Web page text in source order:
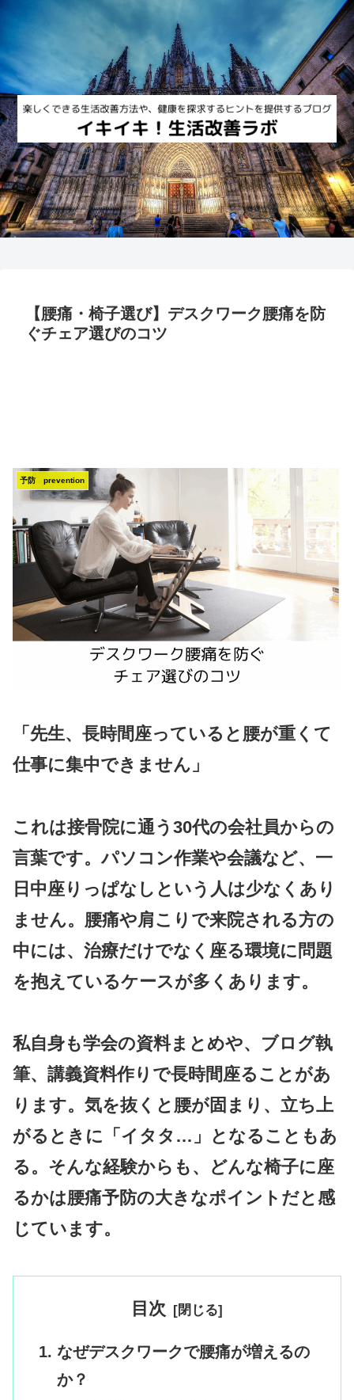
【腰痛・椅子選び】デスクワーク腰痛を防
ぐチェア選びのコツ
予防 prevention
「先生、長時間座っていると腰が重くて
仕事に集中できません」
これは接骨院に通う30代の会社員からの
言葉です。パソコン作業や会議など、一
日中座りっぱなしという人は少なくあり
ません。腰痛や肩こりで来院される方の
中には、治療だけでなく 座る環境に問題
を抱えているケースが多くあります。
私自身も学会の資料まとめや、ブログ執
筆、講義資料作りで長時間座ることがあ
ります。気を抜くと腰が固まり、立ち上
がるときに「イタタ…」となることもあ
る。そんな経験からも、どんな椅子に座
るかは腰痛予防の大きなポイントだと感
じています。
目次
なぜデスクワークで腰痛が増えるの
か？